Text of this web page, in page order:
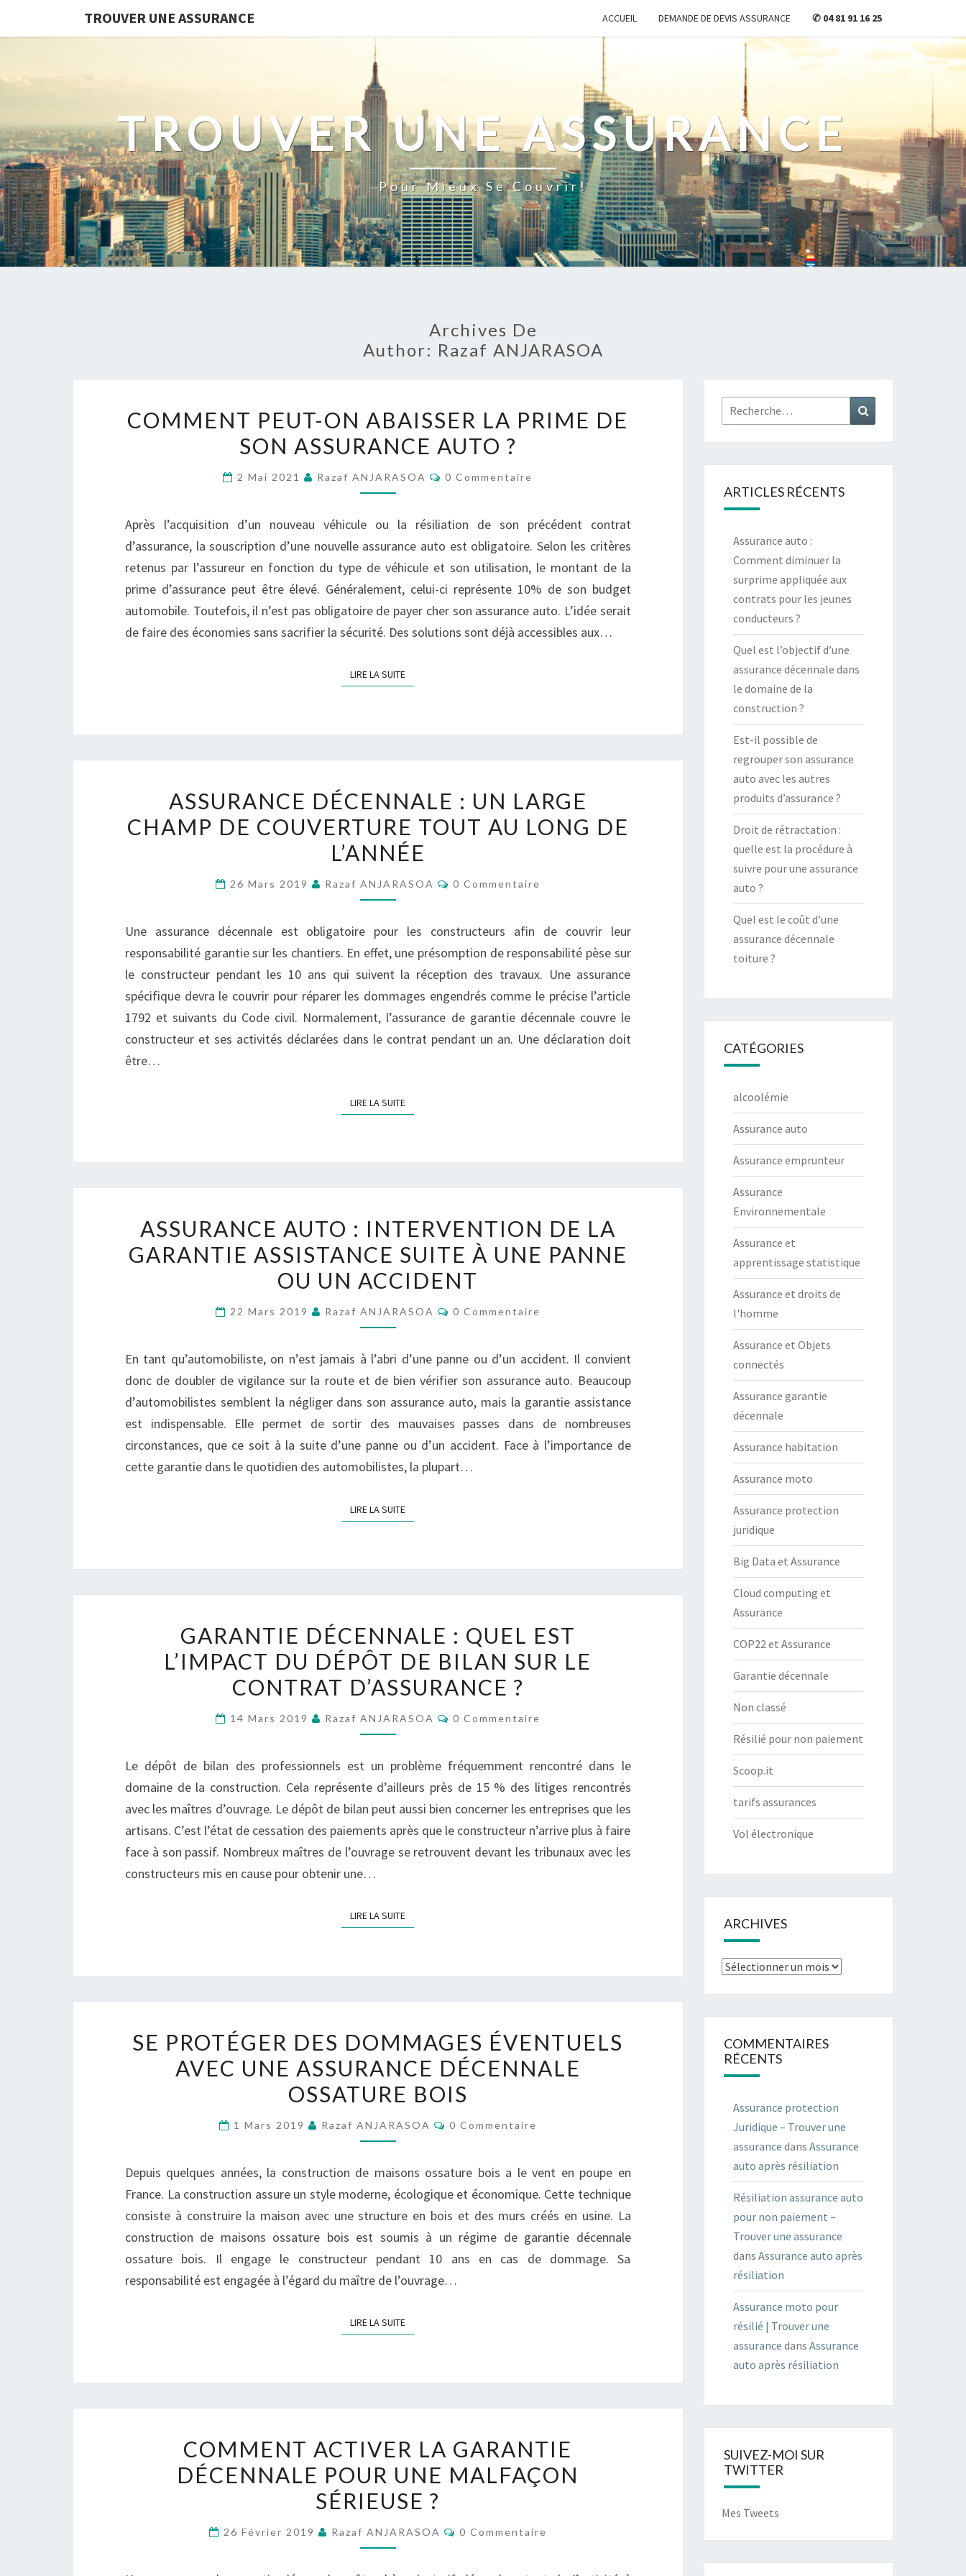
TROUVER UNE ASSURANCE ACCUEIL DEMANDE DE DEVIS ASSURANCE ✆ 04 81 91 16 25
TROUVER UNE ASSURANCE
Pour Mieux Se Couvrir!
Archives De
Author: Razaf ANJARASOA
PEUT-
ON
LA
DE
SON
ASSURANCE
AUTO
?
COMMENT PEUT-ON ABAISSER LA PRIME DE
SON ASSURANCE AUTO ?
2 Mai 2021 Razaf ANJARASOA Commentaires
0 Commentaire
Après l’acquisition d’un nouveau véhicule ou la résiliation de son précédent contrat
d’assurance, la souscription d’une nouvelle assurance auto est obligatoire. Selon les critères
retenus par l’assureur en fonction du type de véhicule et son utilisation, le montant de la
prime d’assurance peut être élevé. Généralement, celui-ci représente 10% de son budget
automobile. Toutefois, il n’est pas obligatoire de payer cher son assurance auto. L’idée serait
de faire des économies sans sacrifier la sécurité. Des solutions sont déjà accessibles aux…
LIRE LA SUITELIRE LA SUITE
DÉCENNALE :
UN
LARGE
DE
TOUT
AU
LONG
DE
L’ANNÉE
ASSURANCE DÉCENNALE : UN LARGE
CHAMP DE COUVERTURE TOUT AU LONG DE
L’ANNÉE
26 Mars 2019 Razaf ANJARASOA Commentaires
0 Commentaire
Une assurance décennale est obligatoire pour les constructeurs afin de couvrir leur
responsabilité garantie sur les chantiers. En effet, une présomption de responsabilité pèse sur
le constructeur pendant les 10 ans qui suivent la réception des travaux. Une assurance
spécifique devra le couvrir pour réparer les dommages engendrés comme le précise l’article
1792 et suivants du Code civil. Normalement, l’assurance de garantie décennale couvre le
constructeur et ses activités déclarées dans le contrat pendant un an. Une déclaration doit
être…
LIRE LA SUITELIRE LA SUITE
AUTO :
INTERVENTION
DE
GARANTIE
SUITE
À
UNE
PANNE
OU
UN
ASSURANCE AUTO : INTERVENTION DE LA
GARANTIE ASSISTANCE SUITE À UNE PANNE
OU UN ACCIDENT
22 Mars 2019 Razaf ANJARASOA Commentaires
0 Commentaire
En tant qu’automobiliste, on n’est jamais à l’abri d’une panne ou d’un accident. Il convient
donc de doubler de vigilance sur la route et de bien vérifier son assurance auto. Beaucoup
d’automobilistes semblent la négliger dans son assurance auto, mais la garantie assistance
est indispensable. Elle permet de sortir des mauvaises passes dans de nombreuses
circonstances, que ce soit à la suite d’une panne ou d’un accident. Face à l’importance de
cette garantie dans le quotidien des automobilistes, la plupart…
LIRE LA SUITELIRE LA SUITE
DÉCENNALE :
QUEL
EST
DU
DE
BILAN
SUR
LE
CONTRAT
GARANTIE DÉCENNALE : QUEL EST
L’IMPACT DU DÉPÔT DE BILAN SUR LE
CONTRAT D’ASSURANCE ?
14 Mars 2019 Razaf ANJARASOA Commentaires
0 Commentaire
Le dépôt de bilan des professionnels est un problème fréquemment rencontré dans le
domaine de la construction. Cela représente d’ailleurs près de 15 % des litiges rencontrés
avec les maîtres d’ouvrage. Le dépôt de bilan peut aussi bien concerner les entreprises que les
artisans. C’est l’état de cessation des paiements après que le constructeur n’arrive plus à faire
face à son passif. Nombreux maîtres de l’ouvrage se retrouvent devant les tribunaux avec les
constructeurs mis en cause pour obtenir une…
LIRE LA SUITELIRE LA SUITE
PROTÉGER
DES
DOMMAGES
AVEC
ASSURANCE
DÉCENNALE
OSSATURE
BOIS
SE PROTÉGER DES DOMMAGES ÉVENTUELS
AVEC UNE ASSURANCE DÉCENNALE
OSSATURE BOIS
1 Mars 2019 Razaf ANJARASOA Commentaires
0 Commentaire
Depuis quelques années, la construction de maisons ossature bois a le vent en poupe en
France. La construction assure un style moderne, écologique et économique. Cette technique
consiste à construire la maison avec une structure en bois et des murs créés en usine. La
construction de maisons ossature bois est soumis à un régime de garantie décennale
ossature bois. Il engage le constructeur pendant 10 ans en cas de dommage. Sa
responsabilité est engagée à l’égard du maître de l’ouvrage…
LIRE LA SUITELIRE LA SUITE
ACTIVER
LA
GARANTIE
POUR
COMMENT ACTIVER LA GARANTIE
DÉCENNALE POUR UNE MALFAÇON
SÉRIEUSE ?
26 Février 2019 Razaf ANJARASOA Commentaires
0 Commentaire
Rechercher :
ARTICLES RÉCENTS
Assurance auto :
Comment diminuer la
surprime appliquée aux
contrats pour les jeunes
conducteurs ?
Quel est l’objectif d’une
assurance décennale dans
le domaine de la
construction ?
Est-il possible de
regrouper son assurance
auto avec les autres
produits d’assurance ?
Droit de rétractation :
quelle est la procédure à
suivre pour une assurance
auto ?
Quel est le coût d’une
assurance décennale
toiture ?
CATÉGORIES
alcoolémie
Assurance auto
Assurance emprunteur
Assurance
Environnementale
Assurance et
apprentissage statistique
Assurance et droits de
l'homme
Assurance et Objets
connectés
Assurance garantie
décennale
Assurance habitation
Assurance moto
Assurance protection
juridique
Big Data et Assurance
Cloud computing et
Assurance
COP22 et Assurance
Garantie décennale
Non classé
Résilié pour non paiement
Scoop.it
tarifs assurances
Vol électronique
ARCHIVES
Archives
COMMENTAIRES
RÉCENTS
Assurance protection
Juridique – Trouver une
assurance dans Assurance
auto après résiliation
Résiliation assurance auto
pour non paiement –
Trouver une assurance
dans Assurance auto après
résiliation
Assurance moto pour
résilié | Trouver une
assurance dans Assurance
auto après résiliation
SUIVEZ-MOI SUR
TWITTER
Mes Tweets